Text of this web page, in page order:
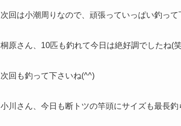
次回は小潮周りなので、頑張っていっぱい釣っ
桐原さん、10匹も釣れて今日は絶好調でしたね(
次回も釣って下さいね(^^)
小川さん、今日も断トツの竿頭にサイズも最長